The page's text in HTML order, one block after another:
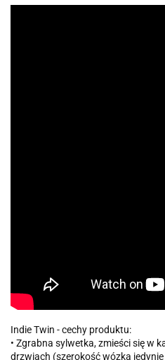
Indie Twin - cechy produktu:
• Zgrabna sylwetka, zmieści się w
drzwiach (szerokość wózka